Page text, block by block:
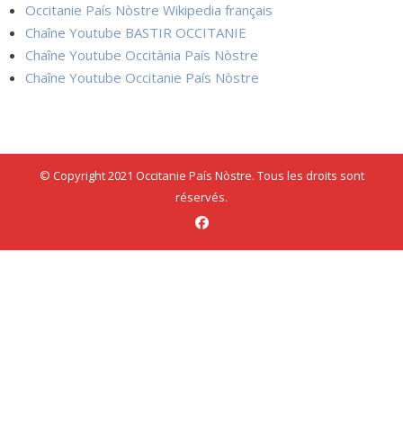
Occitanie País Nòstre Wikipedia français
Chaîne Youtube BASTIR OCCITANIE
Chaîne Youtube Occitània País Nòstre
Chaîne Youtube Occitanie País Nòstre
© Copyright 2021 Occitanie País Nòstre. Tous les droits sont
réservés.